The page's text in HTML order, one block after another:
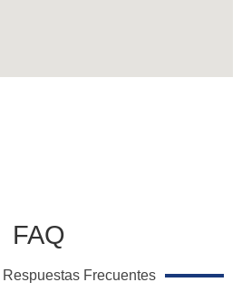
FAQ
Respuestas Frecuentes